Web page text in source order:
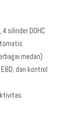
silinder DOHC
medan)
dan kontrol